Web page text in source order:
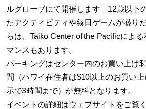
ルグローブにて開催します！12歳以下
たアクティビティや縁日ゲームが盛り
らは、Taiko Center of the Pacificによ
マンスもあります。
パーキングはセンター内のお買い上げ
間（ハワイ在住者は$10以上のお買い
示で3時間まで）が無料となります。
イベントの詳細はウェブサイトをご覧く